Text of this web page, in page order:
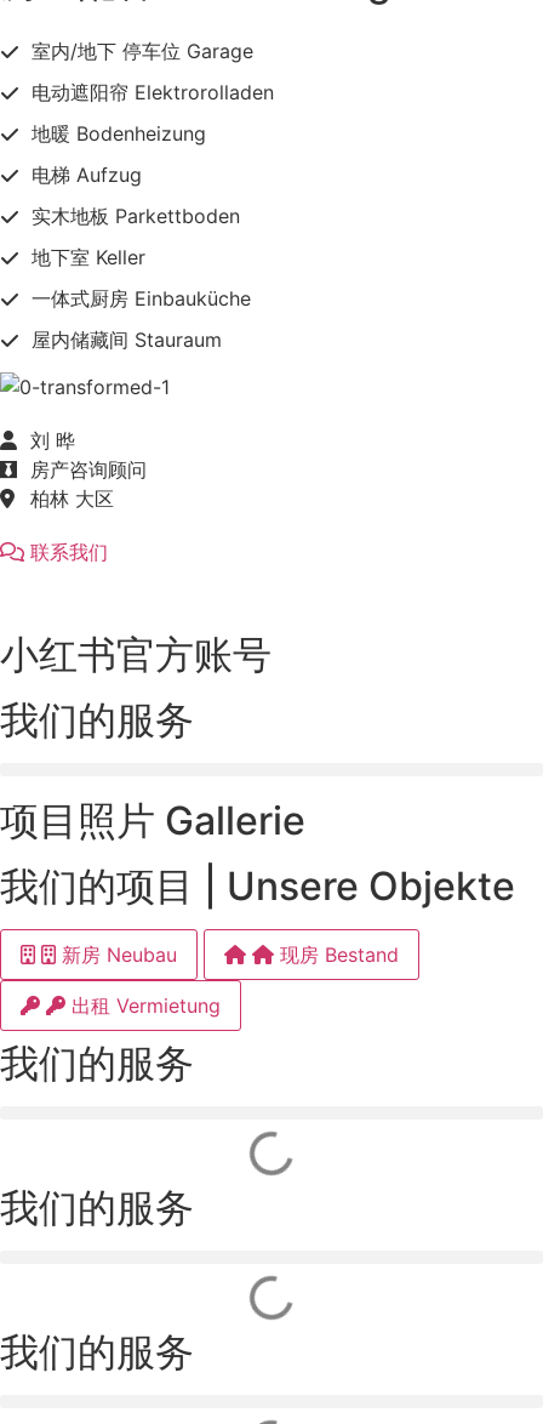
室内/地下 停车位 Garage
电动遮阳帘 Elektrorolladen
地暖 Bodenheizung
电梯 Aufzug
实木地板 Parkettboden
地下室 Keller
一体式厨房 Einbauküche
屋内储藏间 Stauraum
刘 晔
房产咨询顾问
柏林 大区
联系我们
小红书官方账号
我们的服务
项目照片 Gallerie
我们的项目 | Unsere Objekte
新房 Neubau 现房 Bestand
出租 Vermietung
我们的服务
我们的服务
我们的服务